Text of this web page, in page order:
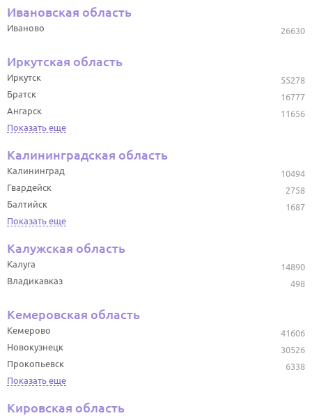
Ивановская область
26630
Иваново
Иркутская область
55278
Иркутск
16777
Братск
11656
Ангарск
Показать еще
Калининградская область
10494
Калининград
2758
Гвардейск
1687
Балтийск
Показать еще
Калужская область
14890
Калуга
498
Владикавказ
Кемеровская область
41606
Кемерово
30526
Новокузнецк
6338
Прокопьевск
Показать еще
Кировская область